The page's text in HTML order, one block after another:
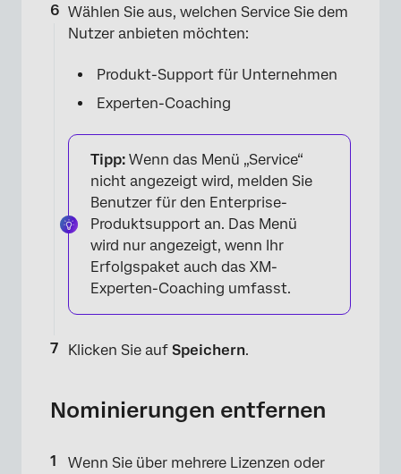
Wählen Sie aus, welchen Service Sie dem
Nutzer anbieten möchten:
Produkt-Support für Unternehmen
Experten-Coaching
Tipp: Wenn das Menü „Service“
nicht angezeigt wird, melden Sie
Benutzer für den Enterprise-
Produktsupport an. Das Menü
wird nur angezeigt, wenn Ihr
Erfolgspaket auch das XM-
Experten-Coaching umfasst.
Klicken Sie auf Speichern.
Nominierungen entfernen
Wenn Sie über mehrere Lizenzen oder